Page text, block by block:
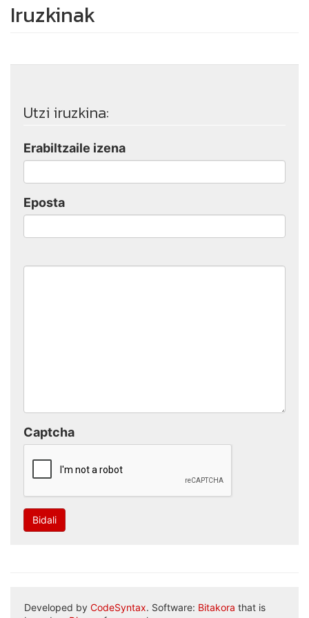
Iruzkinak
Utzi iruzkina:
Erabiltzaile izena
Eposta
Captcha
Bidali
Developed by CodeSyntax. Software: Bitakora that is